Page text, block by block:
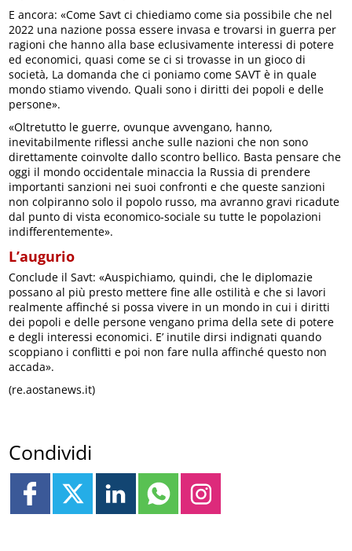
E ancora: «Come Savt ci chiediamo come sia possibile che nel
2022 una nazione possa essere invasa e trovarsi in guerra per
ragioni che hanno alla base eclusivamente interessi di potere
ed economici, quasi come se ci si trovasse in un gioco di
società, La domanda che ci poniamo come SAVT è in quale
mondo stiamo vivendo. Quali sono i diritti dei popoli e delle
persone».
«Oltretutto le guerre, ovunque avvengano, hanno,
inevitabilmente riflessi anche sulle nazioni che non sono
direttamente coinvolte dallo scontro bellico. Basta pensare che
oggi il mondo occidentale minaccia la Russia di prendere
importanti sanzioni nei suoi confronti e che queste sanzioni
non colpiranno solo il popolo russo, ma avranno gravi ricadute
dal punto di vista economico-sociale su tutte le popolazioni
indifferentemente».
L’augurio
Conclude il Savt: «Auspichiamo, quindi, che le diplomazie
possano al più presto mettere fine alle ostilità e che si lavori
realmente affinché si possa vivere in un mondo in cui i diritti
dei popoli e delle persone vengano prima della sete di potere
e degli interessi economici. E’ inutile dirsi indignati quando
scoppiano i conflitti e poi non fare nulla affinché questo non
accada».
(re.aostanews.it)
Condividi